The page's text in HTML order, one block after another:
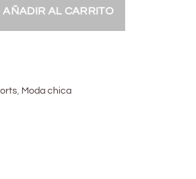
AÑADIR AL CARRITO
, Moda chica